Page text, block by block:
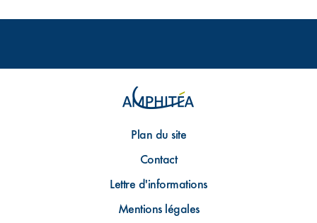
Plan du site
Contact
Lettre d'informations
Mentions légales